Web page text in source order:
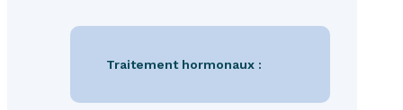
Traitement hormonaux :